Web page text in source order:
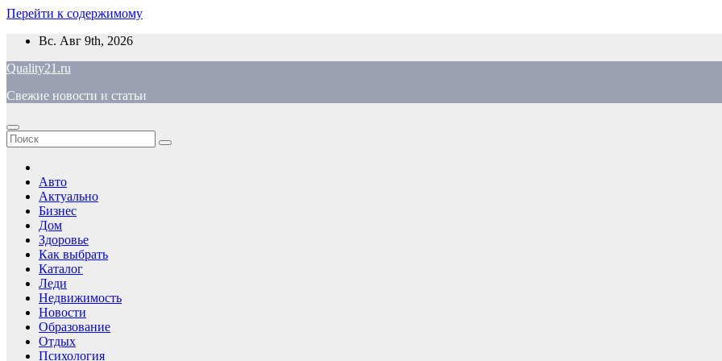
Перейти к содержимому
Вс. Авг 9th, 2026
Quality21.ru
Свежие новости и статьи
Авто
Актуально
Бизнес
Дом
Здоровье
Как выбрать
Каталог
Леди
Недвижимость
Новости
Образование
Отдых
Психология